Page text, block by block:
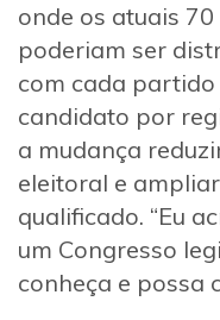
onde os atuais
poderiam ser
com cada
candidato por
a mudança
eleitoral e
qualificado. “Eu
um Congresso
conheça e possa